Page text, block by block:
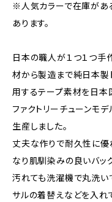
※人気カラーで在庫があ
あります。
日本の職人が１つ１つ手
材から製造まで純日本製
用するテープ素材を日本
ファクトリーチューンモ
生産しました。
丈夫な作りで耐久性に優
なり肌馴染みの良いバッ
汚れても洗濯機で丸洗い
サルの着替えなどを入れ